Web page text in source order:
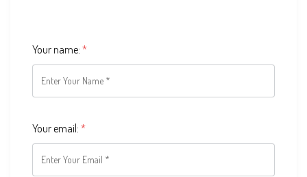
Your name: *
Your email: *